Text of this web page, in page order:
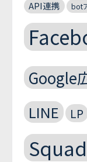
API連携 bot
Google
LINE LP